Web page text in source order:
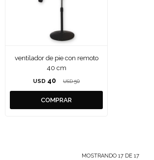
ventilador de pie con remoto
40 cm
USD 40 USD 50
MOSTRANDO 17DE 17